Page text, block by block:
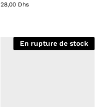
28,00 Dhs
En rupture de stock